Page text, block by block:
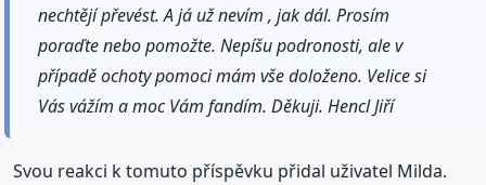
nechtějí převést. A já už nevím , jak dál. Prosím
poraďte nebo pomožte. Nepíšu podronosti, ale v
případě ochoty pomoci mám vše doloženo. Velice si
Vás vážím a moc Vám fandím. Děkuji. Hencl Jiří
Svou reakci k tomuto příspěvku přidal uživatel Milda.